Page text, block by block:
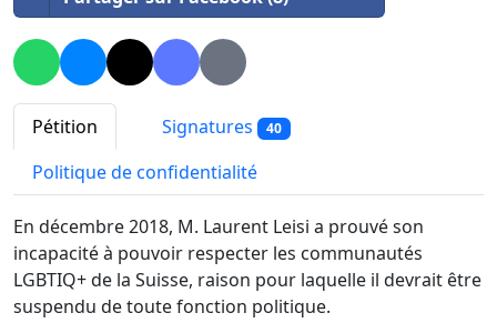
Pétition Signatures 40
Politique de confidentialité
En décembre 2018, M. Laurent Leisi a prouvé son
incapacité à pouvoir respecter les communautés
LGBTIQ+ de la Suisse, raison pour laquelle il devrait être
suspendu de toute fonction politique.